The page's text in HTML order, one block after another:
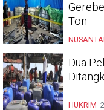
Ton
Dua
HUKRIM